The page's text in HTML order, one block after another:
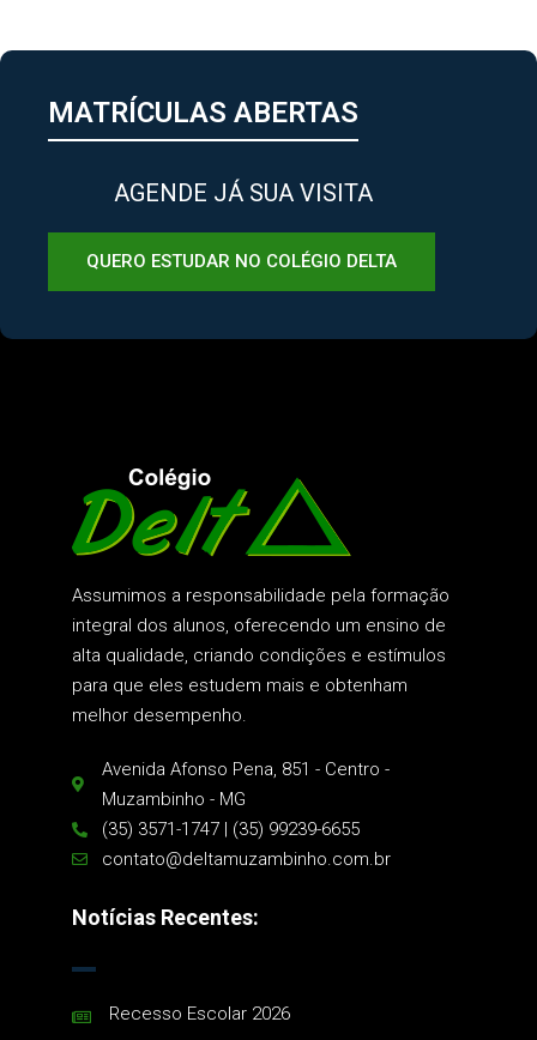
MATRÍCULAS ABERTAS
AGENDE JÁ SUA VISITA
QUERO ESTUDAR NO COLÉGIO DELTA
Assumimos a responsabilidade pela formação
integral dos alunos, oferecendo um ensino de
alta qualidade, criando condições e estímulos
para que eles estudem mais e obtenham
melhor desempenho.
Avenida Afonso Pena, 851 - Centro -
Muzambinho - MG
(35) 3571-1747 | (35) 99239-6655
contato@deltamuzambinho.com.br
Notícias Recentes:
Recesso Escolar 2026